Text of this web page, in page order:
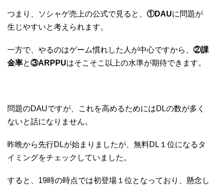
つまり、ソシャゲ売上の公式で見ると、 ①DAUに問題が
生じやすいと考えられます。
一方で、やるのはゲーム慣れした人が中心ですから、 ②課
金率と③ARPPUはそこそこ以上の水準が期待できます。
問題のDAUですが、これを高めるためにはDLの数が多く
ないと話になりません。
昨晩から先行DLが始まりましたが、無料DL１位になるタ
イミングをチェックしていました。
すると、19時の時点では初登場１位となっており、懸念し